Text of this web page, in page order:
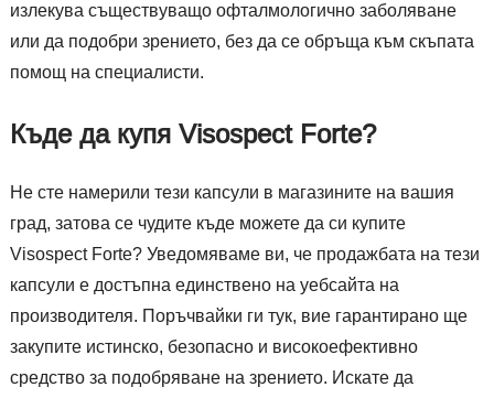
излекува съществуващо офталмологично заболяване
или да подобри зрението, без да се обръща към скъпата
помощ на специалисти.
Къде да купя Visospect Forte?
Не сте намерили тези капсули в магазините на вашия
град, затова се чудите къде можете да си купите
Visospect Forte? Уведомяваме ви, че продажбата на тези
капсули е достъпна единствено на уебсайта на
производителя. Поръчвайки ги тук, вие гарантирано ще
закупите истинско, безопасно и високоефективно
средство за подобряване на зрението. Искате да